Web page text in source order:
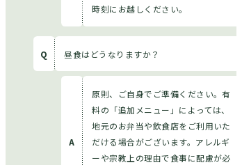
時刻にお越しください。
昼食はどうなりますか？
原則、ご自身でご準備ください。有
料の「追加メニュー」によっては、
地元のお弁当や飲食店をご利用いた
だける場合がございます。アレルギ
ーや宗教上の理由で食事に配慮が必